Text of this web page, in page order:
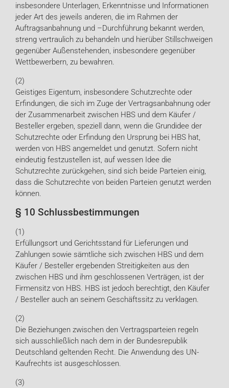
insbesondere Unterlagen, Erkenntnisse und Informationen
jeder Art des jeweils anderen, die im Rahmen der
Auftragsanbahnung und –Durchführung bekannt werden,
streng vertraulich zu behandeln und hierüber Stillschweigen
gegenüber Außenstehenden, insbesondere gegenüber
Wettbewerbern, zu bewahren.
(2)
Geistiges Eigentum, insbesondere Schutzrechte oder
Erfindungen, die sich im Zuge der Vertragsanbahnung oder
der Zusammenarbeit zwischen HBS und dem Käufer /
Besteller ergeben, speziell dann, wenn die Grundidee der
Schutzrechte oder Erfindung den Ursprung bei HBS hat,
werden von HBS angemeldet und genutzt. Sofern nicht
eindeutig festzustellen ist, auf wessen Idee die
Schutzrechte zurückgehen, sind sich beide Parteien einig,
dass die Schutzrechte von beiden Parteien genutzt werden
können.
§ 10 Schlussbestimmungen
(1)
Erfüllungsort und Gerichtsstand für Lieferungen und
Zahlungen sowie sämtliche sich zwischen HBS und dem
Käufer / Besteller ergebenden Streitigkeiten aus den
zwischen HBS und ihm geschlossenen Verträgen, ist der
Firmensitz von HBS. HBS ist jedoch berechtigt, den Käufer
/ Besteller auch an seinem Geschäftssitz zu verklagen.
(2)
Die Beziehungen zwischen den Vertragsparteien regeln
sich ausschließlich nach dem in der Bundesrepublik
Deutschland geltenden Recht. Die Anwendung des UN-
Kaufrechts ist ausgeschlossen.
(3)